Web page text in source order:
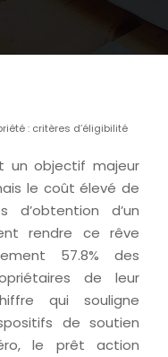
: critères d’éligibilité
un objectif majeur
le coût élevé de
d’obtention d’un
rendre ce rêve
57.8% des
de leur
qui souligne
de soutien
le prêt action